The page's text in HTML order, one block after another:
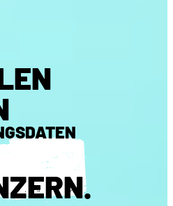
.